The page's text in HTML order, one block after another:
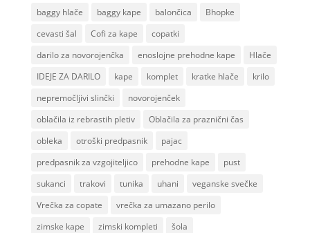
baggy hlače baggy kape balončica
Bhopke
cevasti šal
Cofi za kape
copatki
darilo za novorojenčka
enoslojne prehodne kape
Hlače
IDEJE ZA DARILO
kape komplet kratke hlače
krilo
nepremočljivi slinčki
novorojenček
oblačila iz rebrastih pletiv
Oblačila za praznični čas
obleka
otroški predpasnik
pajac
predpasnik za vzgojiteljico
prehodne kape
pust
sukanci
trakovi tunika uhani
veganske svečke
Vrečka za copate
vrečka za umazano perilo
zimske kape
zimski kompleti šola